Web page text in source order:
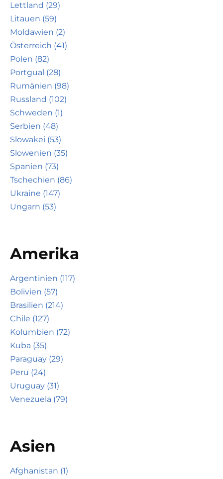
Lettland (29)
Litauen (59)
Moldawien (2)
Österreich (41)
Polen (82)
Portgual (28)
Rumänien (98)
Russland (102)
Schweden (1)
Serbien (48)
Slowakei (53)
Slowenien (35)
Spanien (73)
Tschechien (86)
Ukraine (147)
Ungarn (53)
Amerika
Argentinien (117)
Bolivien (57)
Brasilien (214)
Chile (127)
Kolumbien (72)
Kuba (35)
Paraguay (29)
Peru (24)
Uruguay (31)
Venezuela (79)
Asien
Afghanistan (1)